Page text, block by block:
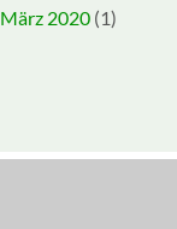
März 2020 (1)